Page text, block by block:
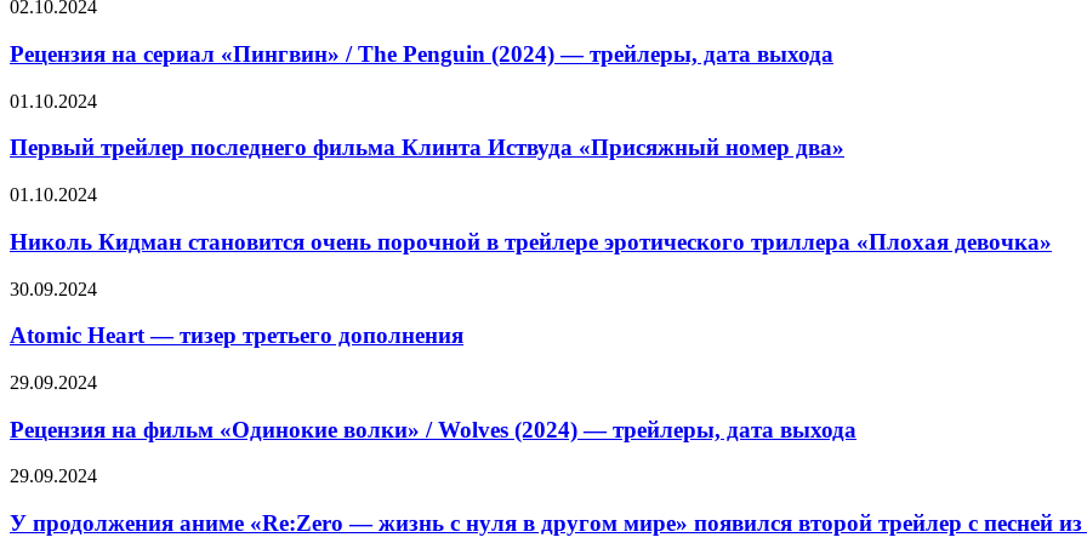
Megalights
дичь
в
ужастика
Рецензия
сериал
«Пингвин»
/
The
Penguin
(2024)
трейлеры,
выхода
02.10.2024
Рецензия на сериал «Пингвин» / The Penguin (2024) — трейлеры, дата выхода
Первый
последнего
фильма
Клинта
«Присяжный
номер
01.10.2024
Первый трейлер последнего фильма Клинта Иствуда «Присяжный номер два»
Николь
становится
очень
порочной
в
трейлере
эротического
«Плохая
01.10.2024
Николь Кидман становится очень порочной в трейлере эротического триллера «Плохая девочка»
Atomic
—
третьего
30.09.2024
Atomic Heart — тизер третьего дополнения
Рецензия
фильм
«Одинокие
волки»
Wolves
(2024)
29.09.2024
Рецензия на фильм «Одинокие волки» / Wolves (2024) — трейлеры, дата выхода
У
аниме
29.09.2024
У продолжения аниме «Re:Zero — жизнь с нуля в другом мире» появился второй трейлер с песней из